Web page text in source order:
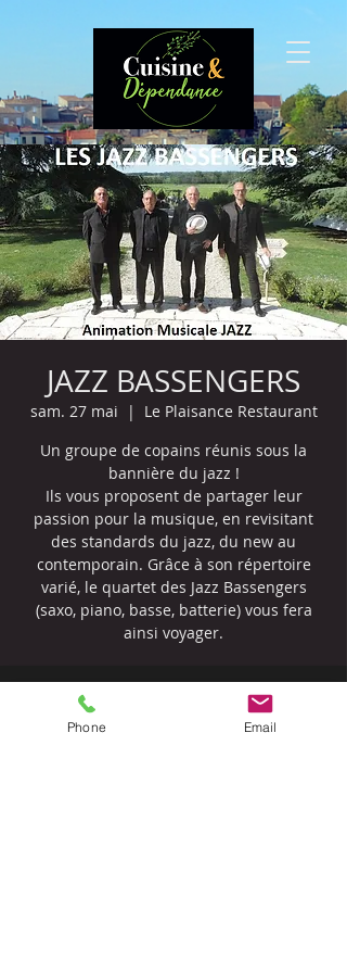
JAZZ BASSENGERS
sam. 27 mai
  |
Le Plaisance Restaurant
Un groupe de copains réunis sous la
bannière du jazz !
Ils vous proposent de partager leur
passion pour la musique, en revisitant
des standards du jazz, du new au
contemporain. Grâce à son répertoire
varié, le quartet des Jazz Bassengers
(saxo, piano, basse, batterie) vous fera
ainsi voyager.
Heure et lieu
27 mai 2023, 20:00 – 28 mai 2023, 00:00
Phone Email